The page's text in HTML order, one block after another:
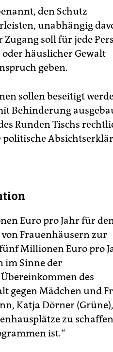
den Schutz
unabhängig
soll für jede
oder häuslicher Gewalt
geben.
sollen beseitigt
Behinderung
Runden Tischs
Euro pro Jahr für
Frauenhäusern zur
Millionen Euro pro
im Sinne der
des
gegen Mädchen und
Katja Dörner
zu
ist.“